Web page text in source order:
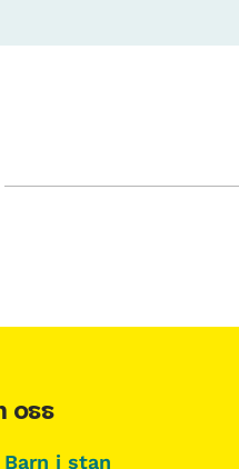
oss
Barn i stan